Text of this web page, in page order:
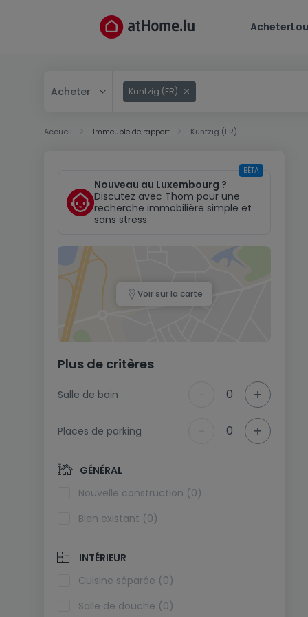
Acheter
Acheter Kuntzig (FR)
Accueil Immeuble de rapport Kuntzig (FR)
Nouveau au Luxembourg ?
Discutez avec Thom pour une
recherche immobilière simple et
sans stress.
BÊTA
Voir sur la carte
Plus de critères
Salle de bain 0 +
Places de parking 0 +
GÉNÉRAL
Nouvelle construction (0)
Bien existant (0)
INTÉRIEUR
Cuisine séparée (0)
Salle de douche (0)